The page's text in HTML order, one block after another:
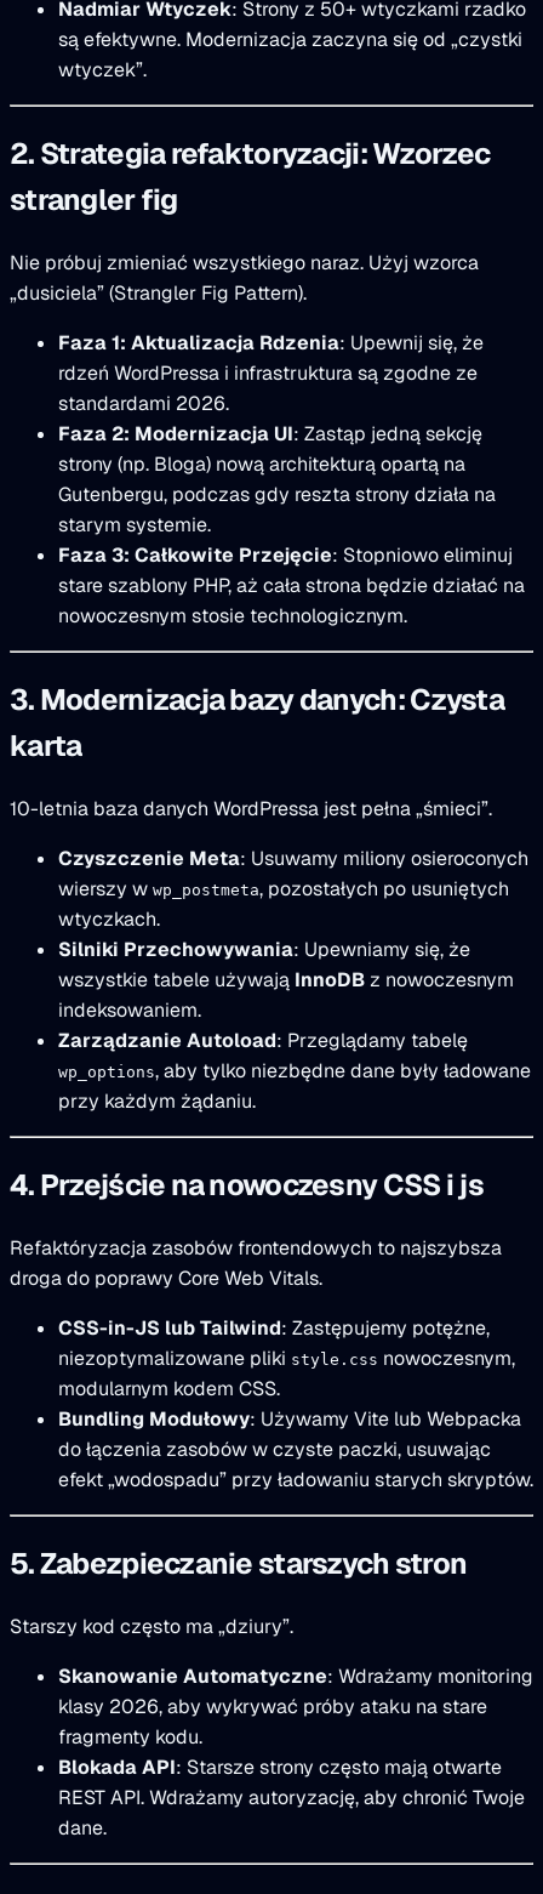
Nadmiar Wtyczek: Strony z 50+ wtyczkami rzadko
są efektywne. Modernizacja zaczyna się od „czystki
wtyczek”.
2. Strategia refaktoryzacji: Wzorzec
strangler fig
Nie próbuj zmieniać wszystkiego naraz. Użyj wzorca
„dusiciela” (Strangler Fig Pattern).
Faza 1: Aktualizacja Rdzenia: Upewnij się, że
rdzeń WordPressa i infrastruktura są zgodne ze
standardami 2026.
Faza 2: Modernizacja UI: Zastąp jedną sekcję
strony (np. Bloga) nową architekturą opartą na
Gutenbergu, podczas gdy reszta strony działa na
starym systemie.
Faza 3: Całkowite Przejęcie: Stopniowo eliminuj
stare szablony PHP, aż cała strona będzie działać na
nowoczesnym stosie technologicznym.
3. Modernizacja bazy danych: Czysta
karta
10-letnia baza danych WordPressa jest pełna „śmieci”.
Czyszczenie Meta: Usuwamy miliony osieroconych
wierszy w wp_postmeta, pozostałych po usuniętych
wtyczkach.
Silniki Przechowywania: Upewniamy się, że
wszystkie tabele używają InnoDB z nowoczesnym
indeksowaniem.
Zarządzanie Autoload: Przeglądamy tabelę
wp_options, aby tylko niezbędne dane były ładowane
przy każdym żądaniu.
4. Przejście na nowoczesny CSS i js
Refaktóryzacja zasobów frontendowych to najszybsza
droga do poprawy Core Web Vitals.
CSS-in-JS lub Tailwind: Zastępujemy potężne,
niezoptymalizowane pliki style.css nowoczesnym,
modularnym kodem CSS.
Bundling Modułowy: Używamy Vite lub Webpacka
do łączenia zasobów w czyste paczki, usuwając
efekt „wodospadu” przy ładowaniu starych skryptów.
5. Zabezpieczanie starszych stron
Starszy kod często ma „dziury”.
Skanowanie Automatyczne: Wdrażamy monitoring
klasy 2026, aby wykrywać próby ataku na stare
fragmenty kodu.
Blokada API: Starsze strony często mają otwarte
REST API. Wdrażamy autoryzację, aby chronić Twoje
dane.